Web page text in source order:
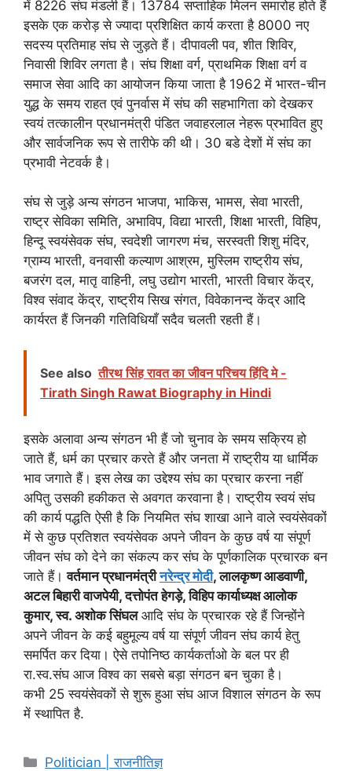
में 8226 संघ मंडली हैं। 13784 सप्ताहिक मिलन समारोह होते हैं
इसके एक करोड़ से ज्यादा प्रशिक्षित कार्य करता है 8000 नए
सदस्य प्रतिमाह संघ से जुड़ते हैं। दीपावली पव, शीत शिविर,
निवासी शिविर लगता है। संघ शिक्षा वर्ग, प्राथमिक शिक्षा वर्ग व
समाज सेवा आदि का आयोजन किया जाता है 1962 में भारत-चीन
युद्ध के समय राहत एवं पुनर्वास में संघ की सहभागिता को देखकर
स्वयं तत्कालीन प्रधानमंत्री पंडित जवाहरलाल नेहरू प्रभावित हुए
और सार्वजनिक रूप से तारीफे की थी। 30 बडे देशों में संघ का
प्रभावी नेटवर्क है।
संघ से जुड़े अन्य संगठन भाजपा, भाकिस, भामस, सेवा भारती,
राष्ट्र सेविका समिति, अभाविप, विद्या भारती, शिक्षा भारती, विहिप,
हिन्दू स्वयंसेवक संघ, स्वदेशी जागरण मंच, सरस्वती शिशु मंदिर,
ग्राम्य भारती, वनवासी कल्याण आश्रम, मुस्लिम राष्ट्रीय संघ,
बजरंग दल, मातृ वाहिनी, लघु उद्योग भारती, भारती विचार केंद्र,
विश्व संवाद केंद्र, राष्ट्रीय सिख संगत, विवेकानन्द केंद्र आदि
कार्यरत हैं जिनकी गतिविधियाँ सदैव चलती रहती हैं।
See also तीरथ सिंह रावत का जीवन परिचय हिंदि मे -
Tirath Singh Rawat Biography in Hindi
इसके अलावा अन्य संगठन भी हैं जो चुनाव के समय सक्रिय हो
जाते हैं, धर्म का प्रचार करते हैं और जनता में राष्ट्रीय या धार्मिक
भाव जगाते हैं। इस लेख का उद्देश्य संघ का प्रचार करना नहीं
अपितु उसकी हकीकत से अवगत करवाना है। राष्ट्रीय स्वयं संघ
की कार्य पद्धति ऐसी है कि नियमित संघ शाखा आने वाले स्वयंसेवकों
में से कुछ प्रतिशत स्वयंसेवक अपने जीवन के कुछ वर्ष या संपूर्ण
जीवन संघ को देने का संकल्प कर संघ के पूर्णकालिक प्रचारक बन
जाते हैं।वर्तमान प्रधानमंत्रीनरेन्द्र मोदी, लालकृष्ण आडवाणी,
अटल बिहारी वाजपेयी, दत्तोपंत हेगड़े, विहिप कार्याध्यक्ष आलोक
कुमार, स्व. अशोक सिंघलआदि संघ के प्रचारक रहे हैं जिन्होंने
अपने जीवन के कई बहुमूल्य वर्ष या संपूर्ण जीवन संघ कार्य हेतु
समर्पित कर दिया। ऐसे तपोनिष्ठ कार्यकर्ताओ के बल पर ही
रा.स्व.संघ आज विश्व का सबसे बड़ा संगठन बन चुका है।
कभी 25 स्वयंसेवकों से शुरू हुआ संघ आज विशाल संगठन के रूप
में स्थापित है.
Categories
Politician | राजनीतिज्ञ